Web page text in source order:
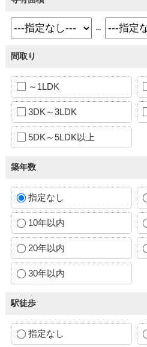
～
間取り
～1LDK
3DK～3LDK
5DK～5LDK以上
築年数
指定なし
10年以内
20年以内
30年以内
駅徒歩
指定なし